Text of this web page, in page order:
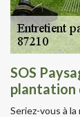
SOS
plantation
Seriez-vous à